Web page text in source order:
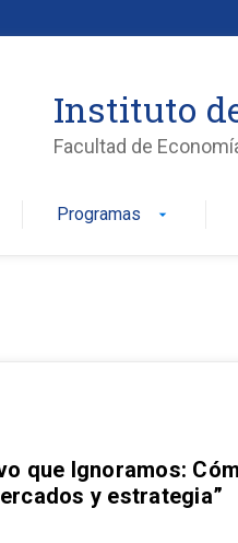
Instituto
Facultad de
Programas arrow_drop_down
que Ignoramos:
y estrategia”